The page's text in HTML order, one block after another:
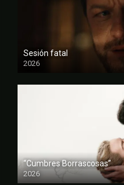
Sesión fatal
2026
FULL HD
“Cumbres Borrascosas”
2026
FULL HD